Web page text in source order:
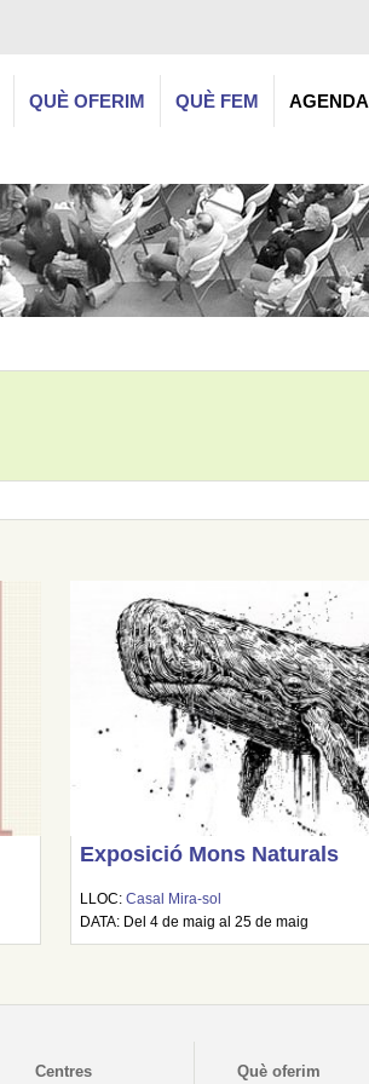
QUÈ OFERIM QUÈ FEM AGENDA
Exposició Mons Naturals
LLOC:Casal Mira-sol
DATA: Del 4 de maig al 25 de maig
Centres Què oferim